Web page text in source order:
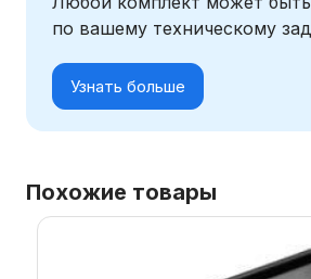
по вашему техническому
Узнать больше
Похожие товары